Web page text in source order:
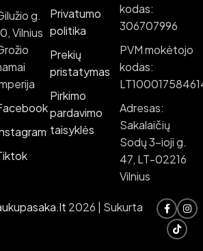
g.
Vilnius
Privatumo
politika
Prekių
pristatymas
Pirkimo
pardavimo
taisyklės
kodas:
306707996
PVM mokėtojo
kodas:
Adresas:
Sakalaičių
Sodų 3-ioji g.
47, LT-02216
Vilnius
2026 | Sukurta